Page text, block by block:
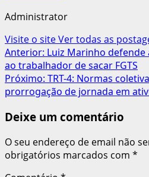
Administrator
Visite o siteVer todas as
Navegação
de
artigos
Anterior: Luiz Marinho
ao trabalhador de sacar FGTS
Próximo: TRT-4: Normas
prorrogação de jornada em
Deixe um comentário
O seu endereço de email não
obrigatórios marcados com *